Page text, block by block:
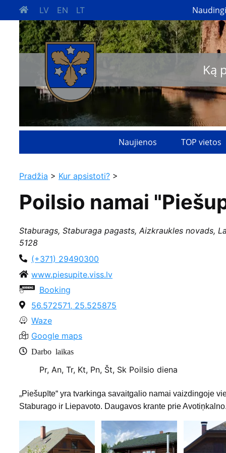
LV EN LT Naudingi
Ką
Naujienos TOP vietos
Pradžia > Kur apsistoti? >
Poilsio namai
Staburags, Staburaga pagasts, Aizkraukles novads,
5128
(+371) 29490300
www.piesupite.viss.lv
Booking
56.572571, 25.525875
Waze
Google maps
Darbo laikas
Pr, An, Tr, Kt, Pn, Št, Sk Poilsio diena
„Piešupīte“ yra tvarkinga savaitgalio namai vaizdingoje
Staburago ir Liepavoto. Daugavos krante prie